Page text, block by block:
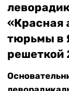
«Красная
тюрьмы в
решеткой